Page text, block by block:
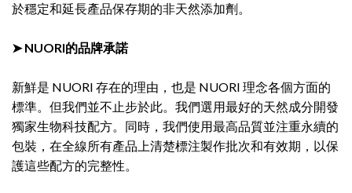
於穩定和延長產品保存期的非天然添加劑。
➤ NUORI的品牌承諾
新鮮是 NUORI 存在的理由，也是 NUORI 理念各個方面的
標準。但我們並不止步於此。我們選用最好的天然成分開發
獨家生物科技配方。同時，我們使用最高品質並注重永續的
包裝，在全線所有產品上清楚標注製作批次和有效期，以保
護這些配方的完整性。